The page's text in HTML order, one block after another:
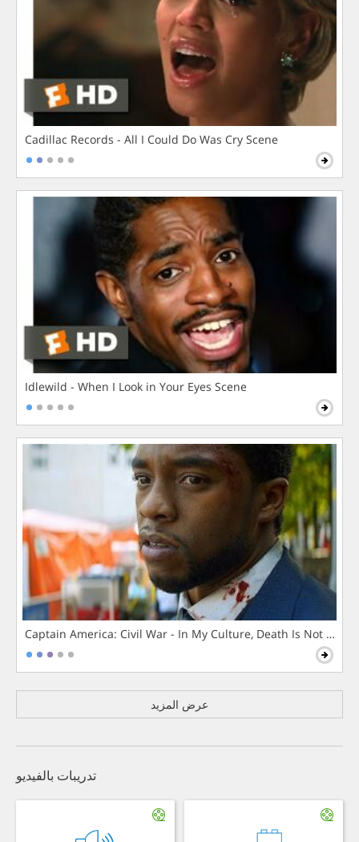
Cadillac Records - All I Could Do Was Cry Scene
Idlewild - When I Look in Your Eyes Scene
Captain America: Civil War - In My Culture, Death Is Not The
عرض المزيد
تدريبات بالفيديو